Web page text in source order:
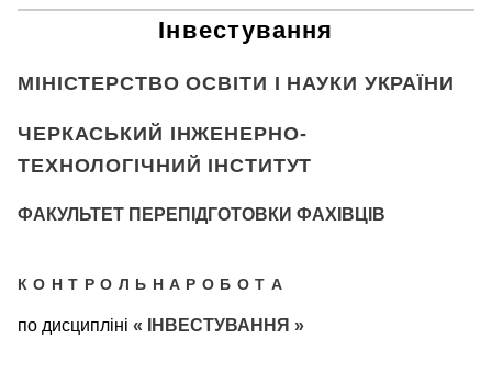
Інвестування
МІНІСТЕРСТВО ОСВІТИ І НАУКИ УКРАЇНИ
ЧЕРКАСЬКИЙ ІНЖЕНЕРНО-
ТЕХНОЛОГІЧНИЙ ІНСТИТУТ
ФАКУЛЬТЕТ ПЕРЕПІДГОТОВКИ ФАХІВЦІВ
К О Н Т Р О Л Ь Н А Р О Б О Т А
по дисципліні « ІНВЕСТУВАННЯ »